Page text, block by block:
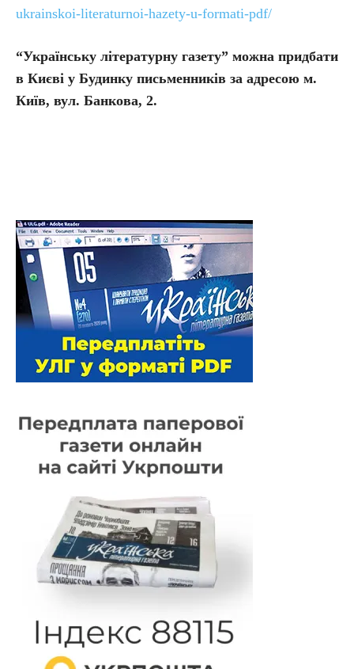
ukrainskoi-literaturnoi-hazety-u-formati-pdf/
“Українську літературну газету” можна придбати
в Києві у Будинку письменників за адресою м.
Київ, вул. Банкова, 2.